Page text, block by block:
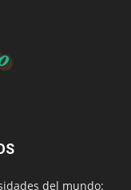
del mundo: